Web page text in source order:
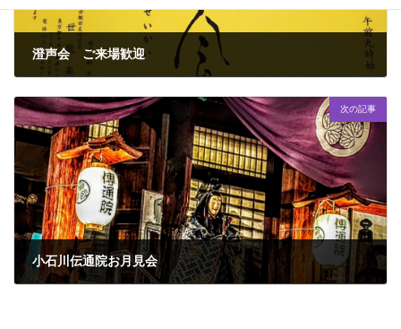
澄声会 ご来場歓迎
次の記事
小石川伝通院お月見会